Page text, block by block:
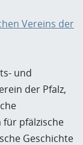
Vereins der
und
der Pfalz,
für pfälzische
Geschichte